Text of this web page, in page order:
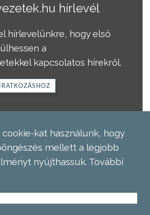
hírlevél
hírlevelünkre, hogy első
a
kapcsolatos hírekről.
kat használunk, hogy
mellett a legjobb
nyújthassuk. További